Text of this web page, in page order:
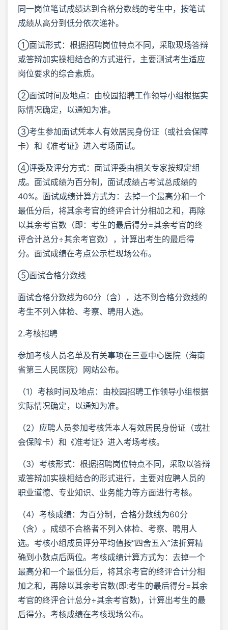
同一岗位笔试成绩达到合格分数线的考生中，按笔试
成绩从高分到低分依次递补。
①面试形式：根据招聘岗位特点不同，采取现场答辩
或答辩加实操相结合的方式进行，主要测试考生适应
岗位要求的综合素质。
②面试时间及地点：由校园招聘工作领导小组根据实
际情况确定，以通知为准。
③考生参加面试凭本人有效居民身份证（或社会保障
卡）和《准考证》进入考场面试。
④评委及评分方式：面试评委由相关专家按规定组
成。面试成绩为百分制，面试成绩占考试总成绩的
40%。面试成绩计算方式为：去掉一个最高分和一个
最低分后，将其余考官的终评合计分相加之和，再除
以其余考官数（即：考生的最后得分=其余考官的终
评合计总分÷其余考官数），计算出考生的最后得
分。面试成绩在考点公示栏现场公布。
⑤面试合格分数线
面试合格分数线为60分（含），达不到合格分数线的
考生不列入体检、考察、聘用人选。
2.考核招聘
参加考核人员名单及有关事项在三亚中心医院（海南
省第三人民医院）网站公布。
（1）考核时间及地点：由校园招聘工作领导小组根据
实际情况确定，以通知为准。
（2）应聘人员参加考核凭本人有效居民身份证（或社
会保障卡）和《准考证》进入考场考核。
（3）考核形式：根据招聘岗位特点不同，采取以答辩
或答辩加实操相结合的形式进行，主要对应聘人员的
职业道德、专业知识、业务能力等方面进行考核。
（4）考核成绩：为百分制，合格分数线为60分
（含）。成绩不合格者不列入体检、考察、聘用人
选。考核小组成员评分平均值按“四舍五入”法折算精
确到小数点后两位。考核成绩计算方式为：去掉一个
最高分和一个最低分后，将其余考官的终评合计分相
加之和，再除以其余考官数(即:考生的最后得分=其余
考官的终评合计总分÷其余考官数)，计算出考生的最
后得分。考核成绩在考核现场公布。